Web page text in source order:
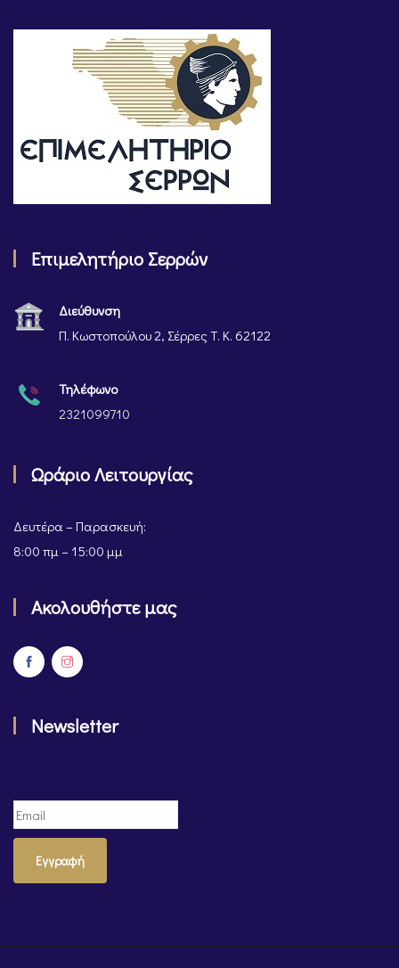
Επιμελητήριο Σερρών
Διεύθυνση
Π. Κωστοπούλου 2, Σέρρες Τ. Κ. 62122
Τηλέφωνο
2321099710
Ωράριο Λειτουργίας
Δευτέρα – Παρασκευή:
8:00 πμ – 15:00 μμ
Ακολουθήστε μας
Newsletter
Εγγραφή